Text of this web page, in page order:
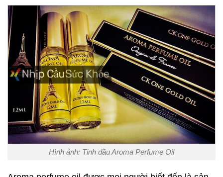
Hình ảnh: Tinh dầu Aroma Perfume Oil